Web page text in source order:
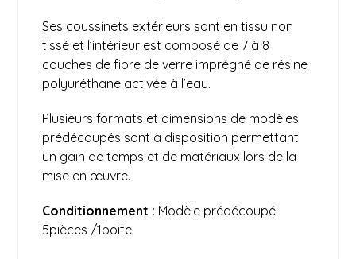
Ses coussinets extérieurs sont en tissu non
tissé et l’intérieur est composé de 7 à 8
couches de fibre de verre imprégné de résine
polyuréthane activée à l’eau.
Plusieurs formats et dimensions de modèles
prédécoupés sont à disposition permettant
un gain de temps et de matériaux lors de la
mise en œuvre.
Conditionnement : Modèle prédécoupé
5pièces /1boite